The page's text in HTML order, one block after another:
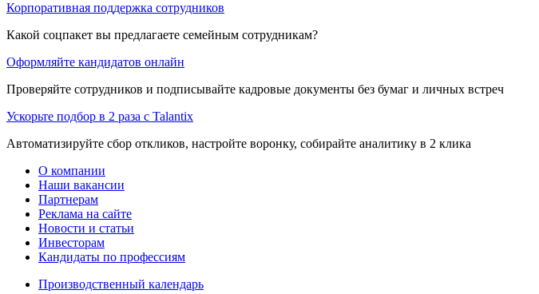
Корпоративная поддержка сотрудников
Какой соцпакет вы предлагаете семейным сотрудникам?
Оформляйте кандидатов онлайн
Проверяйте сотрудников и подписывайте кадровые документы без бумаг и личных встреч
Ускорьте подбор в 2 раза с Talantix
Автоматизируйте сбор откликов, настройте воронку, собирайте аналитику в 2 клика
О компании
Наши вакансии
Партнерам
Реклама на сайте
Новости и статьи
Инвесторам
Кандидаты по профессиям
Производственный календарь